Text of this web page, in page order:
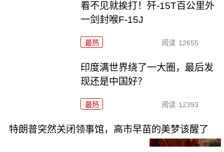
看不见就挨打！歼-15T百公里外
一剑封喉F-15J
最热 阅读 12655
印度满世界绕了一大圈，最后发
现还是中国好？
最热 阅读 12393
特朗普突然关闭领事馆，高市早苗的美梦该醒了